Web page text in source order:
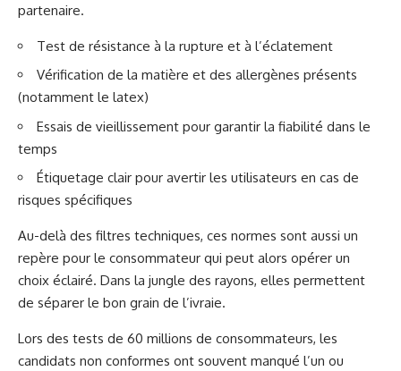
partenaire.
Test de résistance à la rupture et à l’éclatement
Vérification de la matière et des allergènes présents
(notamment le latex)
Essais de vieillissement pour garantir la fiabilité dans le
temps
Étiquetage clair pour avertir les utilisateurs en cas de
risques spécifiques
Au-delà des filtres techniques, ces normes sont aussi un
repère pour le consommateur qui peut alors opérer un
choix éclairé. Dans la jungle des rayons, elles permettent
de séparer le bon grain de l’ivraie.
Lors des tests de 60 millions de consommateurs, les
candidats non conformes ont souvent manqué l’un ou